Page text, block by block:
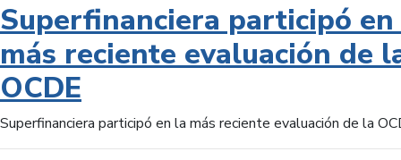
Superfinanciera participó
más reciente evaluación de
OCDE
Superfinanciera participó en la más reciente evaluación de la